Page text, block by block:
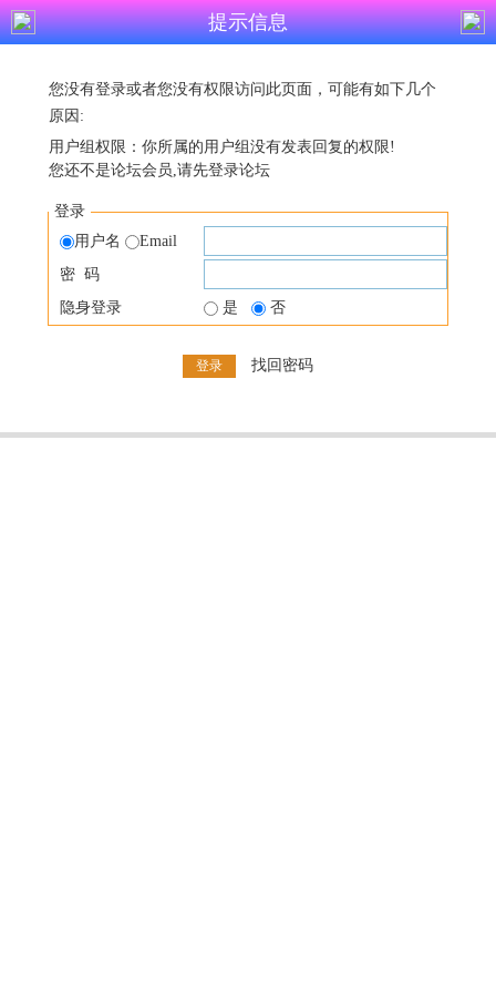
提示信息
您没有登录或者您没有权限访问此页面，可能有如下几个
原因:
用户组权限：你所属的用户组没有发表回复的权限!
您还不是论坛会员,请先登录论坛
登录
用户名
Email
密 码
隐身登录
是 否
找回密码